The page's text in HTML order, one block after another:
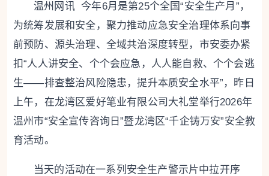
温州网讯 今年6月是第25个全国“安全生产月”，
为统筹发展和安全，聚力推动应急安全治理体系向事
前预防、源头治理、全域共治深度转型，市安委办紧
扣“人人讲安全、个个会应急，人人能自救、个个会逃
生——排查整治风险隐患，提升本质安全水平”，昨日
上午，在龙湾区爱好笔业有限公司大礼堂举行2026年
温州市“安全宣传咨询日”暨龙湾区“千企铸万安”安全教
育活动。
当天的活动在一系列安全生产警示片中拉开序